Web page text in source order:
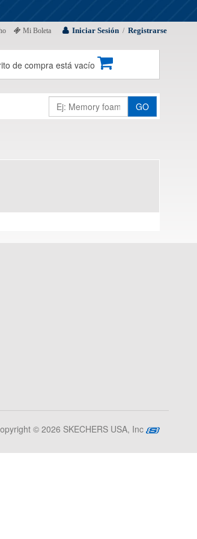
Iniciar Sesión / Registrarse
Mi Boleta
de compra está vacío
GO
© 2026 SKECHERS USA, Inc